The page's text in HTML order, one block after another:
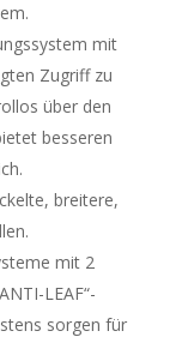
mit
Zugriff zu
über den
besseren
breitere,
mit 2
LEAF“-
sorgen für